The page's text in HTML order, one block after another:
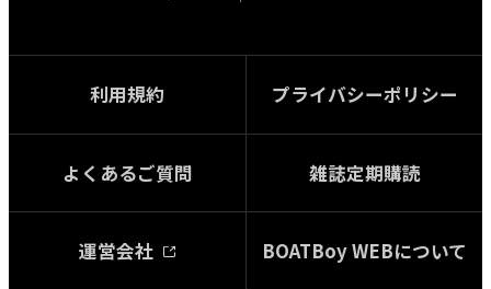
利用規約 プライバシーポリシー
よくあるご質問 雑誌定期購読
運営会社 BOATBoy WEBについて